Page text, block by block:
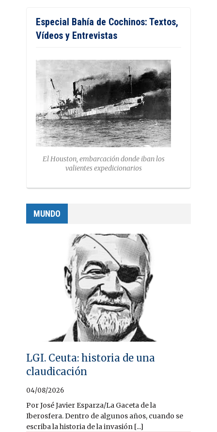
Especial Bahía de Cochinos: Textos,
Vídeos y Entrevistas
El Houston, embarcación donde iban los
valientes expedicionarios
MUNDO
LGI. Ceuta: historia de una
claudicación
04/08/2026
Por José Javier Esparza/La Gaceta de la
Iberosfera. Dentro de algunos años, cuando se
escriba la historia de la invasión [...]